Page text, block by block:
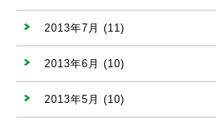
2013年7月 (11)
2013年6月 (10)
2013年5月 (10)